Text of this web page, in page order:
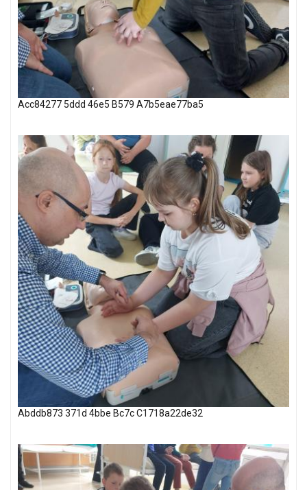
Acc84277 5ddd 46e5 B579 A7b5eae77ba5
Abddb873 371d 4bbe Bc7c C1718a22de32